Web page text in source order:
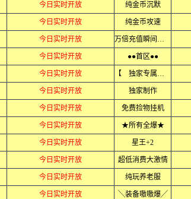
今日实时开放 纯金币沉默
今日实时开放 纯金币攻速
今日实时开放 万倍充值瞬间起飞
今日实时开放 ●●首区●●
今日实时开放 【 独家专属 】
今日实时开放 独家制作
今日实时开放 免费捡物挂机
今日实时开放 ★所有全爆★
今日实时开放 星王+2
今日实时开放 超低消费大激情
今日实时开放 纯玩养老服
今日实时开放 ╲装备嗷嗷爆╱